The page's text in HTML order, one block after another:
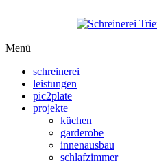
Menü
schreinerei
leistungen
pic2plate
projekte
küchen
garderobe
innenausbau
schlafzimmer